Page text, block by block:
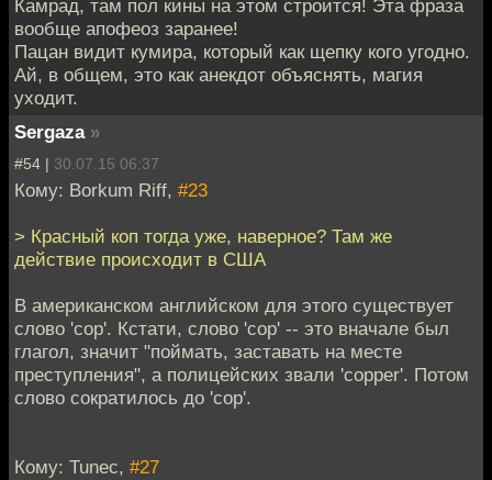
Камрад, там пол кины на этом строится! Эта фраза
вообще апофеоз заранее!
Пацан видит кумира, который как щепку кого угодно.
Ай, в общем, это как анекдот объяснять, магия
уходит.
Sergaza »
#54 | 30.07.15 06:37
Кому: Borkum Riff, #23
> Красный коп тогда уже, наверное? Там же
действие происходит в США
В американском английском для этого существует
слово 'cop'. Кстати, слово 'cop' -- это вначале был
глагол, значит "поймать, заставать на месте
преступления", а полицейских звали 'copper'. Потом
слово сократилось до 'cop'.
Кому: Tunec, #27